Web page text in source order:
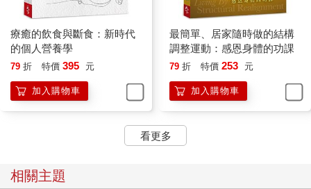
書和此序的原稿都是以英文撰寫再譯成中文。即使過了這麼多
年，英文仍然是我的主要交流媒介。我為此感到相當懊惱，因為
談靜坐的體驗必然要能釐清理論和實修的微妙差異，但落筆時卻
可能因為語言隔閡，有失精確而顯得含糊不清，這也是需要向讀
者致歉之處。我的答覆也不見得總是前後一貫，這反映了我個人
當時的理解與成長，請讀者務必將這些問答視為個人生命之旅的
參考，千萬不要照單全收。
最後我要說的是，靜坐不是只有頭腦上的理解，但寫書卻不能不
訴諸文字，而可能流於理論化而失去了切身的力道。所以，讀者
在研讀靜坐相關書籍時，請務必留意這一限制。也就是說，總會
問題。說到底，靜坐是一門用心追尋的領域，千萬別僅止於頭腦
療癒的飲食與斷食：新時代
的個人營養學
79 折 特價 395 元
加入購物車
最簡單、居家隨時做的結構
調整運動：感恩身體的功課
79 折 特價 253 元
加入購物車
看更多
相關主題